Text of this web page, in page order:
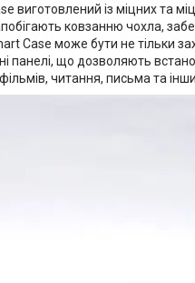
виготовлений із міцних та
ковзанню чохла,
Case може бути не тільки
панелі, що дозволяють
читання, письма та